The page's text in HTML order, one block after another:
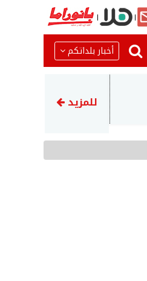
أخبار بلداتكم
وزارة التعليم العالي
للمزيد